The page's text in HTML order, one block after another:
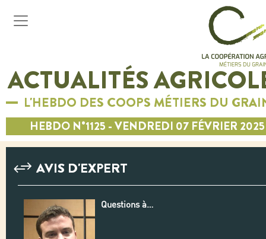
ACTUALITÉS
L'HEBDO DES COOPS MÉTIERS DU
HEBDO N°1125 - VENDREDI 07 FÉVRIER 2025
AVIS D'EXPERT
Questions à…